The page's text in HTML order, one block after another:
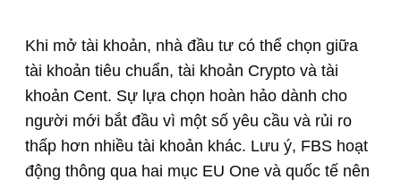
Khi mở tài khoản, nhà đầu tư có thể chọn giữa
tài khoản tiêu chuẩn, tài khoản Crypto và tài
khoản Cent. Sự lựa chọn hoàn hảo dành cho
người mới bắt đầu vì một số yêu cầu và rủi ro
thấp hơn nhiều tài khoản khác. Lưu ý, FBS hoạt
động thông qua hai mục EU One và quốc tế nên